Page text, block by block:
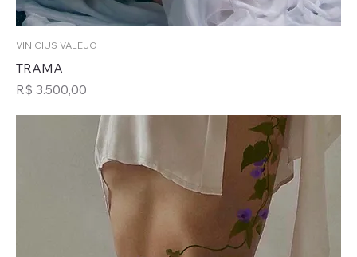
VINICIUS VALEJO
TRAMA
Preço
R$ 3.500,00